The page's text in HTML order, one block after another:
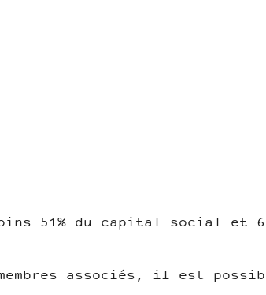
51% du capital social et
associés, il est